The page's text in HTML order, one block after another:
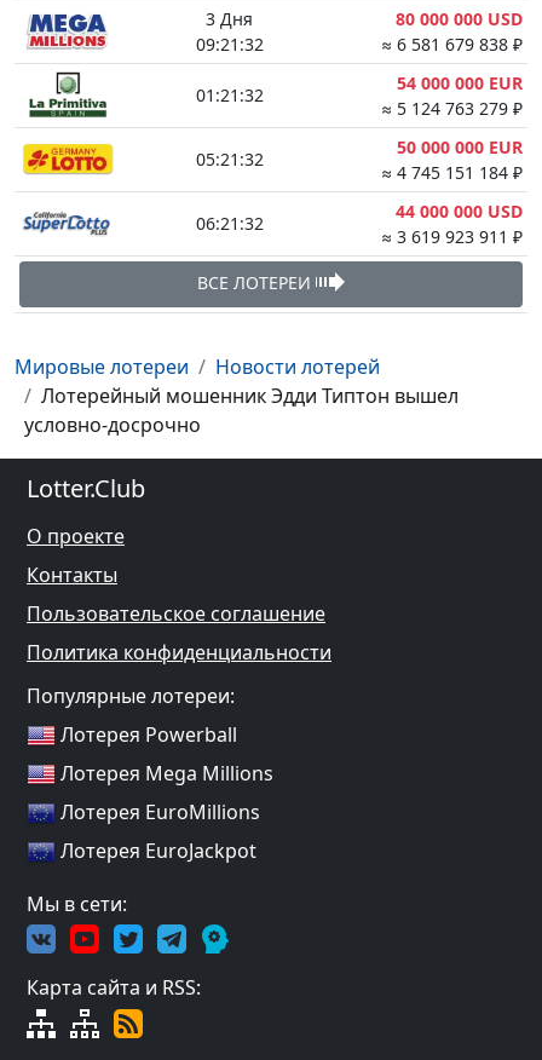
3 Дня
09:21:31
80 000 000 USD
≈ 6 581 679 838 ₽
01:21:31
54 000 000 EUR
≈ 5 124 763 279 ₽
05:21:31
50 000 000 EUR
≈ 4 745 151 184 ₽
06:21:31
44 000 000 USD
≈ 3 619 923 911 ₽
ВСЕ ЛОТЕРЕИ
Мировые лотереи
Новости лотерей
Лотерейный мошенник Эдди Типтон вышел
условно-досрочно
Lotter.Club
О проекте
Контакты
Пользовательское соглашение
Политика конфиденциальности
Популярные лотереи:
Лотерея Powerball
Лотерея Mega Millions
Лотерея EuroMillions
Лотерея EuroJackpot
Мы в сети:
Карта сайта и RSS: